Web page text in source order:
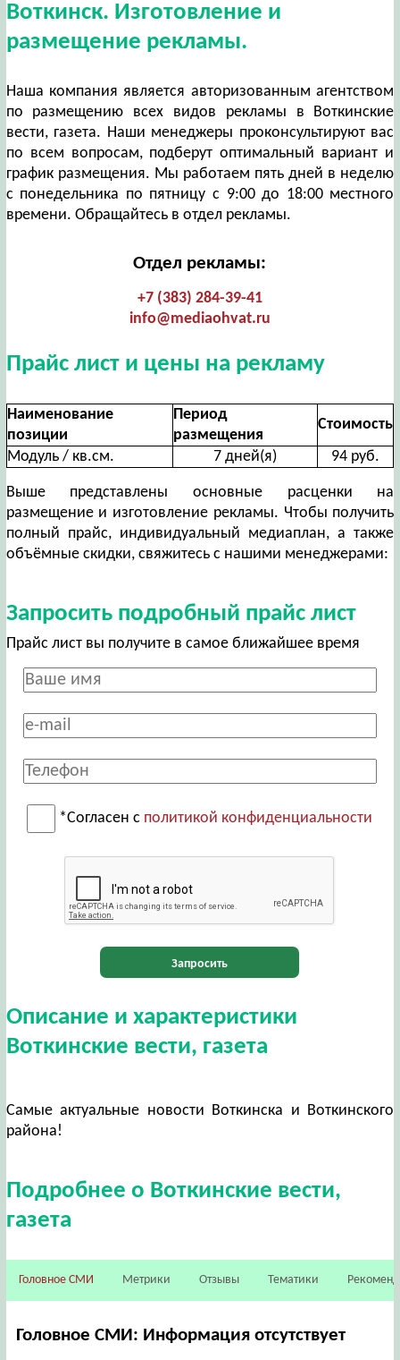
Воткинск. Изготовление и
размещение рекламы.
Наша компания является авторизованным агентством
по размещению всех видов рекламы в Воткинские
вести, газета. Наши менеджеры проконсультируют вас
по всем вопросам, подберут оптимальный вариант и
график размещения. Мы работаем пять дней в неделю
с понедельника по пятницу с 9:00 до 18:00 местного
времени. Обращайтесь в отдел рекламы.
Отдел рекламы:
+7 (383) 284-39-41
info@mediaohvat.ru
Прайс лист и цены на рекламу
Наименование
позиции
Период
размещения
Стоимость
Модуль / кв.см.
7 дней(я) 94 руб.
Выше представлены основные расценки на
размещение и изготовление рекламы. Чтобы получить
полный прайс, индивидуальный медиаплан, а также
объёмные скидки, свяжитесь с нашими менеджерами:
Запросить подробный прайс лист
Прайс лист вы получите в самое ближайшее время
*Согласен с политикой конфиденциальности
Запросить
Описание и характеристики
Воткинские вести, газета
Самые актуальные новости Воткинска и Воткинского
района!
Подробнее о Воткинские вести,
газета
Головное СМИ Метрики Отзывы Тематики
Головное СМИ: Информация отсутствует